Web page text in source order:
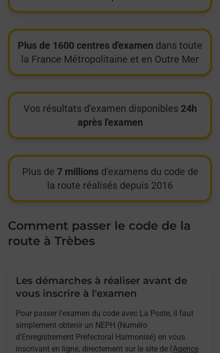
Plus de 1600 centres d'examen dans toute
la France Métropolitaine et en Outre Mer
Vos résultats d'examen disponibles 24h
après l'examen
Plus de 7 millionsd'examens du code de
la route réalisés depuis 2016
Comment passer le code de la
route à Trèbes
Les démarches à réaliser avant de
vous inscrire à l'examen
Pour passer l'examen du code avec La Poste, il faut
simplement obtenir un NEPH (Numéro
d'Enregistrement Préfectoral Harmonisé) en vous
inscrivant en ligne, directement sur le site de l'Agence